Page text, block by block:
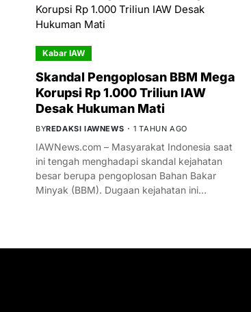
Kabar IAW
Skandal Pengoplosan BBM Mega
Korupsi Rp 1.000 Triliun IAW
Desak Hukuman Mati
BYREDAKSI IAWNEWS 1 TAHUN AGO
IAWNews.com – Masyarakat Indonesia saat
ini tengah menghadapi skandal kejahatan
besar berupa pengoplosan Bahan Bakar
Minyak (BBM). Dugaan kejahatan ini…